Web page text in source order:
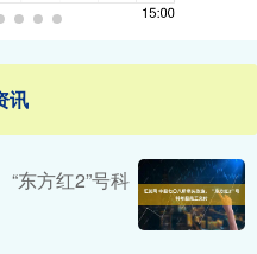
讯
东方红2”号科